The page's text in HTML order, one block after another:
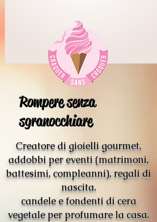
Rompere senza
sgranocchiare
Creatore di gioielli gourmet,
addobbi per eventi (matrimoni,
battesimi, compleanni), regali di
nascita.
candele e fondenti di cera
vegetale per profumare la casa.